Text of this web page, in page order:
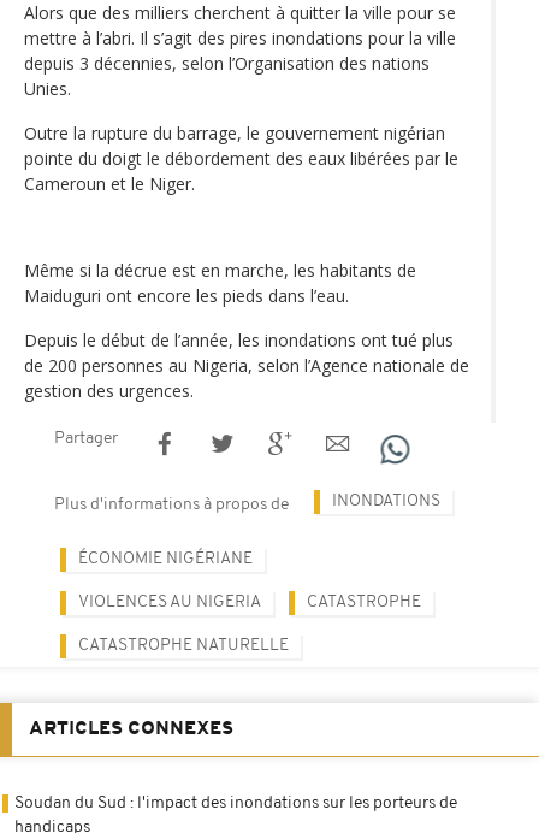
Alors que des milliers cherchent à quitter la ville pour se
mettre à l’abri. Il s’agit des pires inondations pour la ville
depuis 3 décennies, selon l’Organisation des nations
Unies.
Outre la rupture du barrage, le gouvernement nigérian
pointe du doigt le débordement des eaux libérées par le
Cameroun et le Niger.
Même si la décrue est en marche, les habitants de
Maiduguri ont encore les pieds dans l’eau.
Depuis le début de l’année, les inondations ont tué plus
de 200 personnes au Nigeria, selon l’Agence nationale de
gestion des urgences.
Partager
Plus d'informations à propos de INONDATIONS
ÉCONOMIE NIGÉRIANE
VIOLENCES AU NIGERIA CATASTROPHE
CATASTROPHE NATURELLE
ARTICLES CONNEXES
Soudan du Sud : l'impact des inondations sur les porteurs de
handicaps